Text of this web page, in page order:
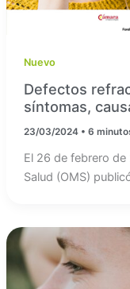
Nuevo
Defectos
síntomas,
23/03/2024 • 6
El 26 de febrero
Salud (OMS)